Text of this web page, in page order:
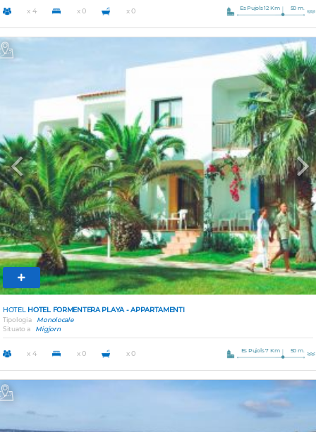
x 4 x 0 x 0 Es Pujols 12 Km 50 m.
Previous
HOTEL HOTEL FORMENTERA PLAYA - APPARTAMENTI
Tipologia
Monolocale
Situato a
Migjorn
x 4 x 0 x 0 Es Pujols 7 Km 50 m.